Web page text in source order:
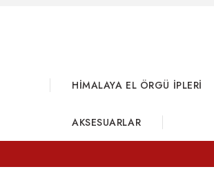
HİMALAYA EL ÖRGÜ İPLERİ
AKSESUARLAR